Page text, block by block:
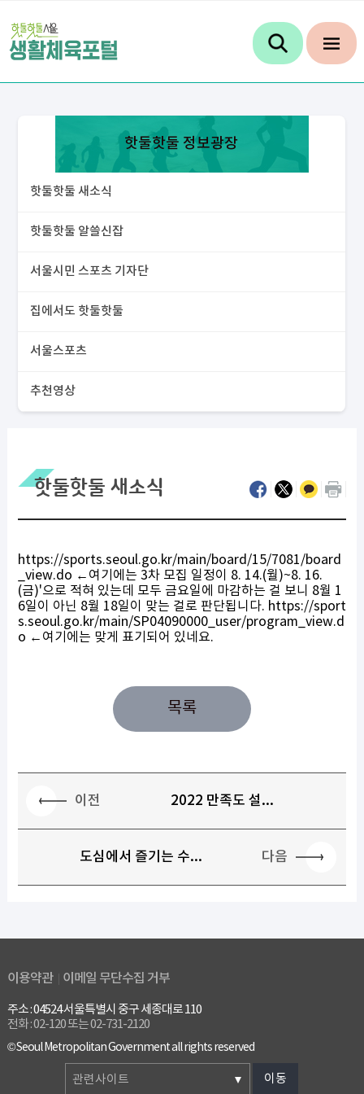
핫둘핫둘 정보광장
핫둘핫둘 새소식
핫둘핫둘 알쓸신잡
서울시민 스포츠 기자단
집에서도 핫둘핫둘
서울스포츠
추천영상
핫둘핫둘 새소식
https://sports.seoul.go.kr/main/board/15/7081/board
_view.do ←여기에는 3차 모집 일정이 8. 14.(월)~8. 16.
(금)'으로 적혀 있는데 모두 금요일에 마감하는 걸 보니 8월 1
6일이 아닌 8월 18일이 맞는 걸로 판단됩니다. https://sport
s.seoul.go.kr/main/SP04090000_user/program_view.d
o ←여기에는 맞게 표기되어 있네요.
목록
이전 2022 만족도 설...
도심에서 즐기는 수... 다음
이용약관 이메일 무단수집 거부
주소 : 04524 서울특별시 중구 세종대로 110
전화 : 02-120 또는 02-731-2120
© Seoul Metropolitan Government all rights reserved
관련사이트 이동